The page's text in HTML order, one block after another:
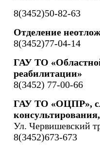
8(3452)50-82-63
Отделение
8(3452)77-04-14
ГАУ ТО
реабилитации»
8(3452) 77-00-66
ГАУ ТО «ОЦПР»,
консультирования,
Ул. Червишевский
8(3452)673-673